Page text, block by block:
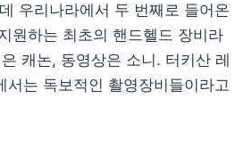
우리나라에서 두 번째로 들어온
원하는 최초의 핸드헬드 장비라
캐논, 동영상은 소니. 터키산 레
서는 독보적인 촬영장비들이라고